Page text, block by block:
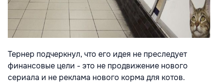
Тернер подчеркнул, что его идея не преследует
финансовые цели - это не продвижение нового
сериала и не реклама нового корма для котов.